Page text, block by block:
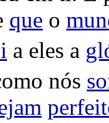
que o
a eles a
nós